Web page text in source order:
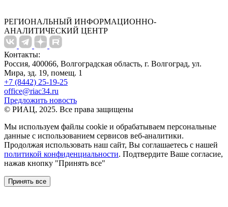
РЕГИОНАЛЬНЫЙ ИНФОРМАЦИОННО-
АНАЛИТИЧЕСКИЙ ЦЕНТР
Контакты:
Россия, 400066, Волгоградская область, г. Волгоград, ул.
Мира, зд. 19, помещ. 1
+7 (8442) 25-19-25
office@riac34.ru
Предложить новость
© РИАЦ, 2025. Все права защищены
Мы используем файлы сookie и обрабатываем персональные
данные с использованием сервисов веб-аналитики.
Продолжая использовать наш сайт, Вы соглашаетесь с нашей
политикой конфиденциальности. Подтвердите Ваше согласие,
нажав кнопку "Принять все"
Принять все